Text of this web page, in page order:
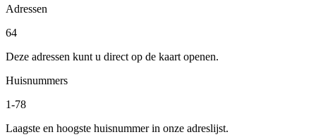
Adressen
64
Deze adressen kunt u direct op de kaart openen.
Huisnummers
1-78
Laagste en hoogste huisnummer in onze adreslijst.